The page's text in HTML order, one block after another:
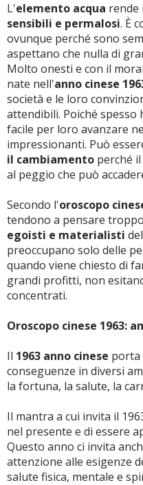
L'elemento acqua rende
sensibili e permalosi. È
ovunque perché sono
aspettano che nulla di
Molto onesti e con il
nate nell'anno cinese
società e le loro
attendibili. Poiché spesso
facile per loro avanzare
impressionanti. Può
il cambiamento perché
al peggio che può
Secondo l'oroscopo
tendono a pensare
egoisti e materialisti
preoccupano solo delle
quando viene chiesto di
grandi profitti, non
concentrati.
Oroscopo cinese 1963:
Il 1963 anno cinese porta
conseguenze in diversi
la fortuna, la salute, la
Il mantra a cui invita il
nel presente e di essere
Questo anno ci invita
attenzione alle esigenze
salute fisica, mentale e